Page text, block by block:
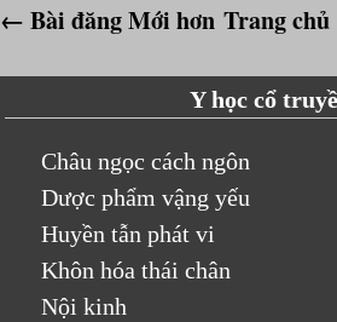
← Bài đăng Mới hơn Trang chủ
Y học cổ
Châu ngọc cách ngôn
Dược phẩm vậng yếu
Huyền tẫn phát vi
Khôn hóa thái chân
Nội kinh